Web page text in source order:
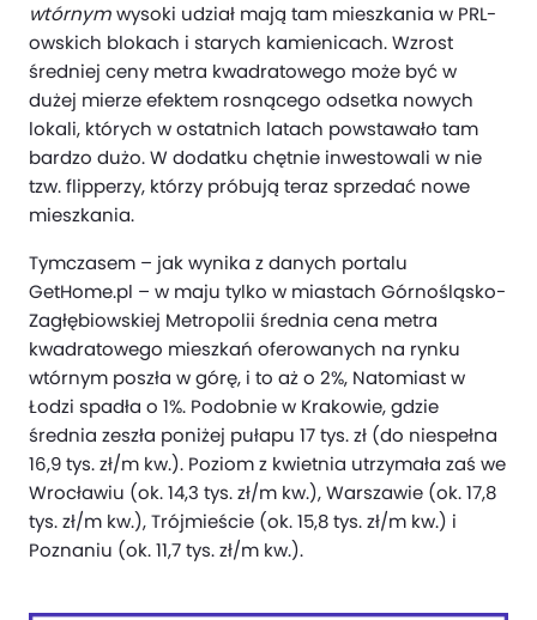
wtórnymwysoki udział mają tam mieszkania w PRL-
owskich blokach i starych kamienicach. Wzrost
średniej ceny metra kwadratowego może być w
dużej mierze efektem rosnącego odsetka nowych
lokali, których w ostatnich latach powstawało tam
bardzo dużo. W dodatku chętnie inwestowali w nie
tzw. flipperzy, którzy próbują teraz sprzedać nowe
mieszkania.
Tymczasem – jak wynika z danych portalu
GetHome.pl – w maju tylko w miastach Górnośląsko-
Zagłębiowskiej Metropolii średnia cena metra
kwadratowego mieszkań oferowanych na rynku
wtórnym poszła w górę, i to aż o 2%, Natomiast w
Łodzi spadła o 1%. Podobnie w Krakowie, gdzie
średnia zeszła poniżej pułapu 17 tys. zł (do niespełna
16,9 tys. zł/m kw.). Poziom z kwietnia utrzymała zaś we
Wrocławiu (ok. 14,3 tys. zł/m kw.), Warszawie (ok. 17,8
tys. zł/m kw.), Trójmieście (ok. 15,8 tys. zł/m kw.) i
Poznaniu (ok. 11,7 tys. zł/m kw.).